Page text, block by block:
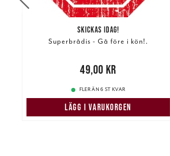
SKICKAS IDAG!
Superbrådis - Gå före i kön!.
49,00 kr49,00 kr
FLER ÄN 6 ST KVAR
LÄGG I VARUKORGEN